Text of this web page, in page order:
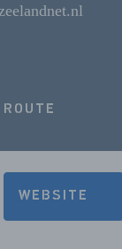
WEBSITE